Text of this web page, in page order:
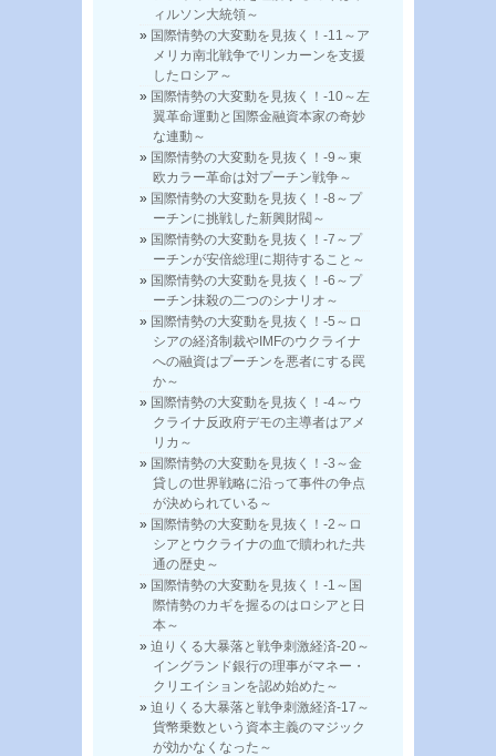
ィルソン大統領～
国際情勢の大変動を見抜く！-11～ア
メリカ南北戦争でリンカーンを支援
したロシア～
国際情勢の大変動を見抜く！-10～左
翼革命運動と国際金融資本家の奇妙
な連動～
国際情勢の大変動を見抜く！-9～東
欧カラー革命は対プーチン戦争～
国際情勢の大変動を見抜く！-8～プ
ーチンに挑戦した新興財閥～
国際情勢の大変動を見抜く！-7～プ
ーチンが安倍総理に期待すること～
国際情勢の大変動を見抜く！-6～プ
ーチン抹殺の二つのシナリオ～
国際情勢の大変動を見抜く！-5～ロ
シアの経済制裁やIMFのウクライナ
への融資はプーチンを悪者にする罠
か～
国際情勢の大変動を見抜く！-4～ウ
クライナ反政府デモの主導者はアメ
リカ～
国際情勢の大変動を見抜く！-3～金
貸しの世界戦略に沿って事件の争点
が決められている～
国際情勢の大変動を見抜く！-2～ロ
シアとウクライナの血で贖われた共
通の歴史～
国際情勢の大変動を見抜く！-1～国
際情勢のカギを握るのはロシアと日
本～
迫りくる大暴落と戦争刺激経済-20～
イングランド銀行の理事がマネー・
クリエイションを認め始めた～
迫りくる大暴落と戦争刺激経済-17～
貨幣乗数という資本主義のマジック
が効かなくなった～